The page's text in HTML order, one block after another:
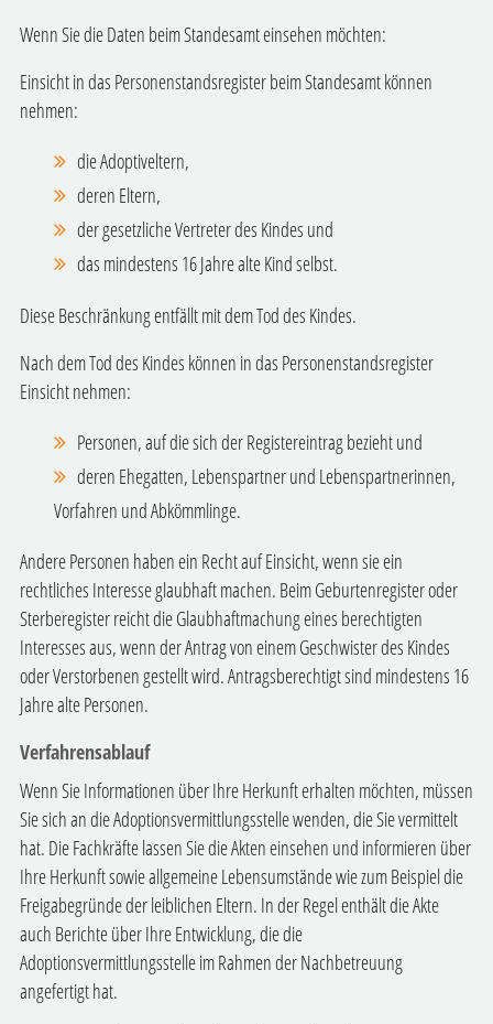
Wenn Sie die Daten beim Standesamt einsehen möchten:
Einsicht in das Personenstandsregister beim Standesamt können
nehmen:
die Adoptiveltern,
deren Eltern,
der gesetzliche Vertreter des Kindes und
das mindestens 16 Jahre alte Kind selbst.
Diese Beschränkung entfällt mit dem Tod des Kindes.
Nach dem Tod des Kindes können in das Personenstandsregister
Einsicht nehmen:
Personen, auf die sich der Registereintrag bezieht und
deren Ehegatten, Lebenspartner und Lebenspartnerinnen,
Vorfahren und Abkömmlinge.
Andere Personen haben ein Recht auf Einsicht, wenn sie ein
rechtliches Interesse glaubhaft machen. Beim Geburtenregister oder
Sterberegister reicht die Glaubhaftmachung eines berechtigten
Interesses aus, wenn der Antrag von einem Geschwister des Kindes
oder Verstorbenen gestellt wird. Antragsberechtigt sind mindestens 16
Jahre alte Personen.
Verfahrensablauf
Wenn Sie Informationen über Ihre Herkunft erhalten möchten, müssen
Sie sich an die Adoptionsvermittlungsstelle wenden, die Sie vermittelt
hat. Die Fachkräfte lassen Sie die Akten einsehen und informieren über
Ihre Herkunft sowie allgemeine Lebensumstände wie zum Beispiel die
Freigabegründe der leiblichen Eltern. In der Regel enthält die Akte
auch Berichte über Ihre Entwicklung, die die
Adoptionsvermittlungsstelle im Rahmen der Nachbetreuung
angefertigt hat.